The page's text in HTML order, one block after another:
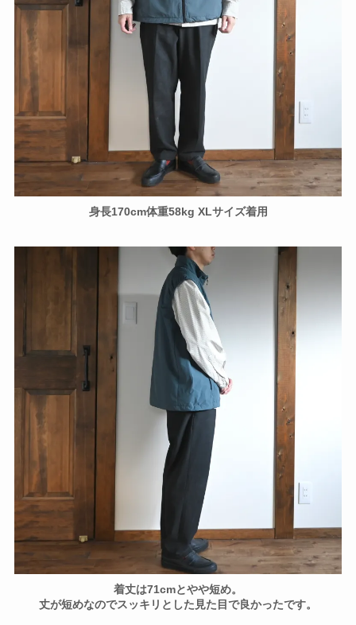
身長170cm体重58kg XLサイズ着用
着丈は71cmとやや短め。
丈が短めなのでスッキリとした見た目で良かったです。